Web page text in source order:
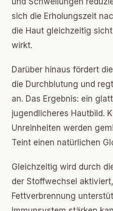
sich die Erholungszeit
die Haut gleichzeitig
wirkt.
Darüber hinaus fördert
die Durchblutung und
an. Das Ergebnis: ein
jugendlicheres Hautbild.
Unreinheiten werden
Teint einen natürlichen
Gleichzeitig wird durch
der Stoffwechsel
Fettverbrennung